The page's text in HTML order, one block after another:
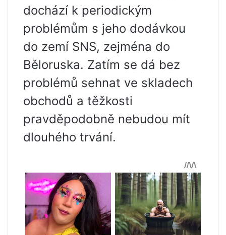
dochází k periodickým
problémům s jeho dodávkou
do zemí SNS, zejména do
Běloruska. Zatím se dá bez
problémů sehnat ve skladech
obchodů a těžkosti
pravděpodobně nebudou mít
dlouhého trvání.